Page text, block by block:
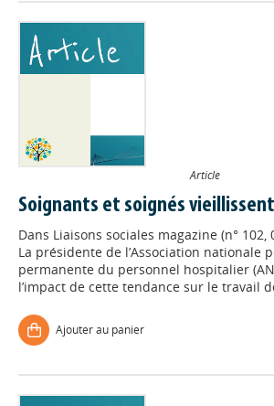
Article
Soignants et soignés vieillissent
Dans Liaisons sociales magazine (n° 102,
La présidente de l’Association nationale
permanente du personnel hospitalier
l’impact de cette tendance sur le travail
Ajouter au panier